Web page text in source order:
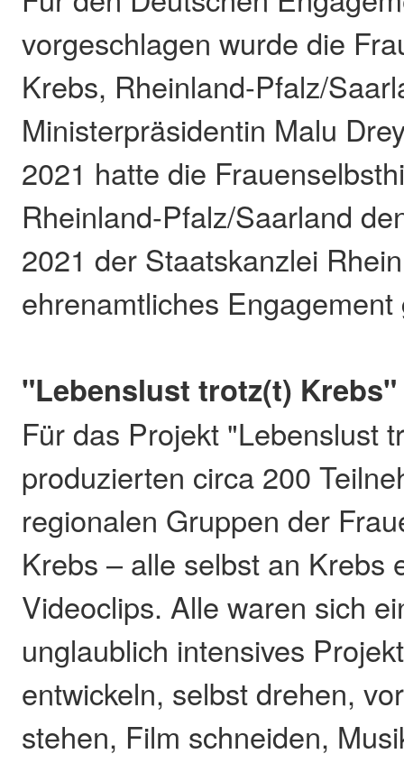
vorgeschlagen wurde die
Krebs, Rheinland-Pfalz/
Ministerpräsidentin Malu
2021 hatte die
Rheinland-Pfalz/Saarland
2021 der Staatskanzlei
ehrenamtliches
"Lebenslust trotz(t) Krebs"
Für das Projekt "Lebenslust
produzierten circa 200
regionalen Gruppen der
Krebs – alle selbst an Krebs
Videoclips. Alle waren sich
unglaublich intensives
entwickeln, selbst drehen,
stehen, Film schneiden,